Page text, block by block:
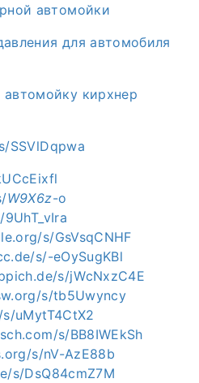
автомойки
для автомобиля
кирхнер
SSVlDqpwa
W9X6z-o
s/GsVsqCNHF
s/-eOySugKBl
s/jWcNxzC4E
s/tb5Uwyncy
uMytT4CtX2
s/BB8IWEkSh
s/nV-AzE88b
s/DsQ84cmZ7M